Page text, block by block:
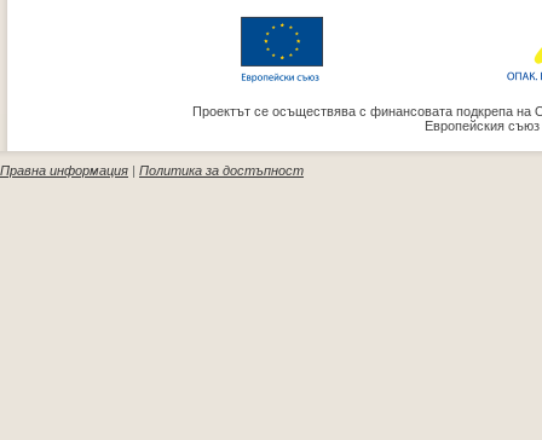
Проектът се осъществява с финансовата подкрепа на
Европейския
Правна информация | Политика за достъпност